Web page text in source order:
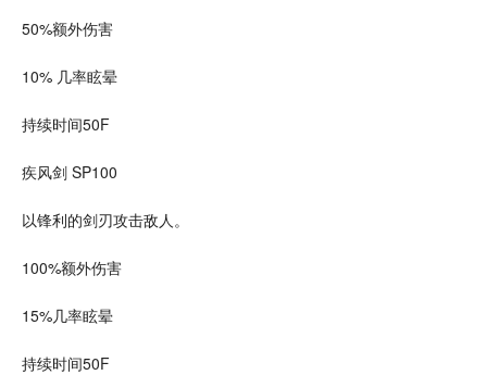
50%额外伤害
10% 几率眩晕
持续时间50F
疾风剑 SP100
以锋利的剑刃攻击敌人。
100%额外伤害
15%几率眩晕
持续时间50F